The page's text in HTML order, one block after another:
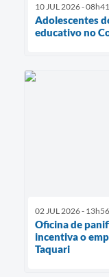
10 JUL 2026 - 08h41
Adolescentes
educativo no
02 JUL 2026 - 13h56
Oficina de
incentiva o
Taquari